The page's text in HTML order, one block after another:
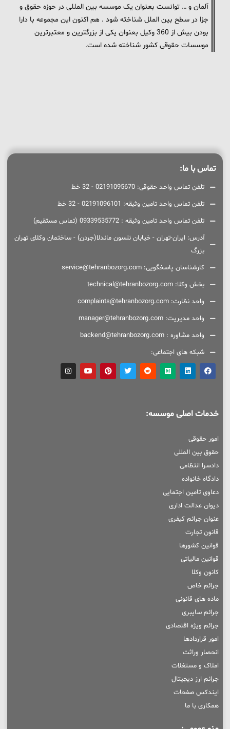
آلمان و … توانست بعنوان یک موسسه بین المللی در حوزه حقوق و
جزا در سطح بین الملل شناخته شود . هم اکنون این مجموعه با دارا
بودن بیش از 360 وکیل بعنوان یکی از بزرگترین و معتبرترین
موسسات حقوقی کشور شناخته شده است.
تماس با ما:
تلفن تماس واحد حقوقی: 02191095670 - 32 خط
تلفن تماس واحد تامین وثیقه: 02191096101 - 32 خط
تلفن تماس واحد تامین وثیقه : 09339535772 (تماس مستقیم)
آدرس: ایران-تهران - خیابان نلسون ماندلا(جردن) - ساختمان وکلای تهران
بزرگ
کارشناسان پاسخگویی: service@tehranbozorg.com
بخش وکلا: technical@tehranbozorg.com
واحد نظارت: complaints@tehranbozorg.com
واحد مدیریت: manager@tehranbozorg.com
واحد مشاوره : backend@tehranbozorg.com
شبکه های اجتماعی:
خدمات اصلی موسسه:
امور حقوقی
حقوق بین المللی
دادسرا انتظامی
دادگاه خانواده
دعاوی تامین اجتمایی
دیوان عدالت اداری
عنوان جرائم کیفری
قانون تجارت
قوانین کشورها
قوانین مالیاتی
کانون وکلا
جرائم خاص
ماده های قانونی
جرائم سایبری
جرائم ویژه اقتصادی
امور قراردادها
انحصار وراثت
املاک و مستغلات
جرائم ارز دیجیتال
ایندکس صفحات
همکاری با ما